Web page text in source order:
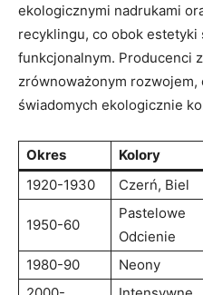
ekologicznymi nadrukami
recyklingu, ​co obok
funkcjonalnym. Producenci
zrównoważonym
świadomych ekologicznie​
Okres Kolory
1920-1930
Czerń, Biel
1950-60
Pastelowe⁢
Odcienie
1980-90 Neony